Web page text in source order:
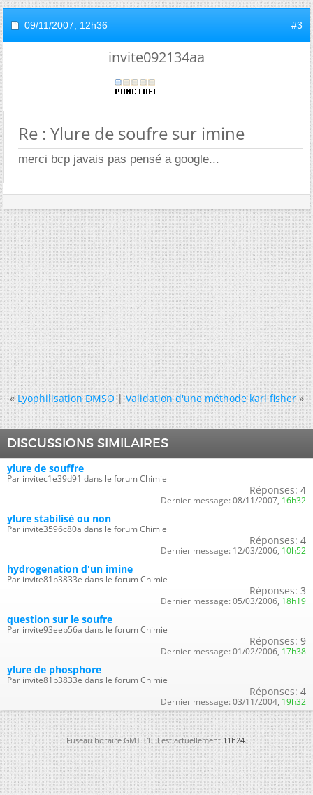
09/11/2007, 12h36 #3
invite092134aa
Re : Ylure de soufre sur imine
merci bcp javais pas pensé a google...
« Lyophilisation DMSO|Validation d'une méthode karl fisher »
DISCUSSIONS SIMILAIRES
ylure de souffre
Par invitec1e39d91 dans le forum Chimie
Réponses: 4
Dernier message: 08/11/2007, 16h32
ylure stabilisé ou non
Par invite3596c80a dans le forum Chimie
Réponses: 4
Dernier message: 12/03/2006, 10h52
hydrogenation d'un imine
Par invite81b3833e dans le forum Chimie
Réponses: 3
Dernier message: 05/03/2006, 18h19
question sur le soufre
Par invite93eeb56a dans le forum Chimie
Réponses: 9
Dernier message: 01/02/2006, 17h38
ylure de phosphore
Par invite81b3833e dans le forum Chimie
Réponses: 4
Dernier message: 03/11/2004, 19h32
Fuseau horaire GMT +1. Il est actuellement11h24.